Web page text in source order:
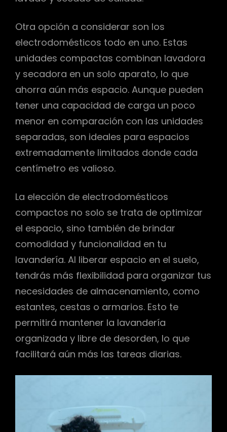
Otra opción a considerar son los
electrodomésticos todo en uno. Estas
unidades compactas combinan lavadora
y secadora en un solo aparato, lo que
ahorra aún más espacio. Aunque pueden
tener una capacidad de carga un poco
menor en comparación con las unidades
separadas, son ideales para espacios
extremadamente limitados donde cada
centímetro es valioso.
La elección de electrodomésticos
compactos no solo se trata de optimizar
el espacio, sino también de brindar
comodidad y funcionalidad en tu
lavandería. Al liberar espacio en el suelo,
tendrás más flexibilidad para organizar tus
necesidades de almacenamiento, como
estantes, cestas o armarios. Esto te
permitirá mantener la lavandería
organizada y libre de desorden, lo que
facilitará aún más las tareas diarias.